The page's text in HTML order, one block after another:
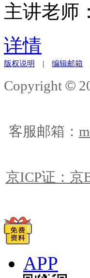
主讲老
详情
版权说明 编辑邮箱
Copyright ©
客服邮箱：
京ICP证：京
APP